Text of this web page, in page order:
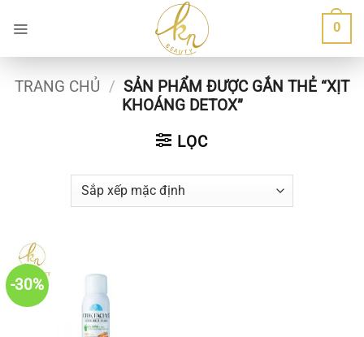
qua
nội
dung
0
TRANG CHỦ / SẢN PHẨM ĐƯỢC GẮN THẺ “XỊT
KHOÁNG DETOX”
LỌC
-30%